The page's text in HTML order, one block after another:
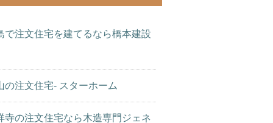
で注文住宅を建てるなら橋本建設
の注文住宅- スターホーム
寺の注文住宅なら木造専門ジェネ